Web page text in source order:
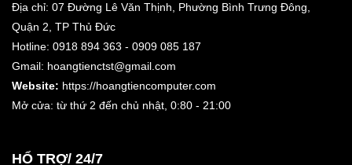
Địa chỉ: 07 Đường Lê Văn Thịnh, Phường Bình Trưng Đông,
Quận 2, TP Thủ Đức
Hotline: 0918 894 363 - 0909 085 187
Gmail: hoangtienctst@gmail.com
Website: https://hoangtiencomputer.com
Mở cửa: từ thứ 2 đến chủ nhật, 0:80 - 21:00
HỔ TRỢ/ 24/7